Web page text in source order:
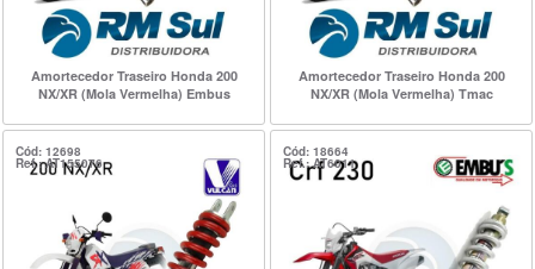
Amortecedor Traseiro Honda 200
NX/XR (Mola Vermelha) Embus
Amortecedor Traseiro Honda 200
NX/XR (Mola Vermelha) Tmac
Cód: 12698
Ref.: AT155076
Cód: 18664
Ref.: AT6011